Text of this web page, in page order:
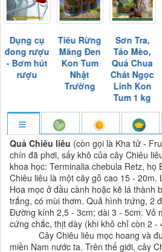
Dụng cụ
đong rượu
- Bơm hút
rượu
Tiêu Rừng
Măng Đen
Kon Tum
Nhật
Trường
Sơn Tra,
Táo Mèo,
Quả Chua
Chát Ngọc
Linh Kon
Tum 1 kg
Quả Chiêu liêu (còn gọi là Kha tử -
chín đã phơi, sấy khô của cây Chiêu
khoa học: Terminalia chebula Retz, họ
Chiêu liêu là một cây gỗ cao 15 - 20m.
Hoa mọc ở đầu cành hoặc kẽ lá thành
trắng, có mùi thơm. Quả hình trứng, 2
Đường kính 2,5 - 3cm; dài 3 - 5cm. Vỏ
cứng chắc, thịt dày (khi khô chỉ còn 2 -
Cây Chiêu liêu mọc hoang và
miền Nam nước ta. Trên thế giới, cây